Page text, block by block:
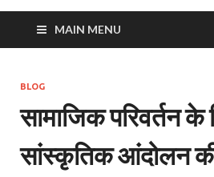
MAIN MENU
BLOG
सामाजिक परिवर्तन के
सांस्कृतिक आंदोलन